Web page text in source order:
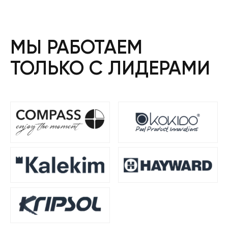
МЫ РАБОТАЕМ
ТОЛЬКО С ЛИДЕРАМИ